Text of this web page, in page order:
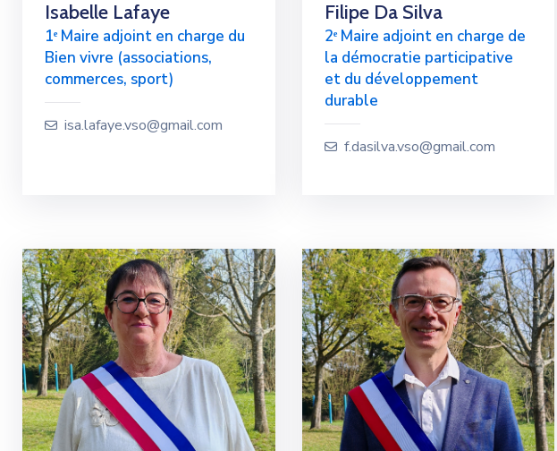
Isabelle Lafaye
1ᵉ Maire adjoint en charge du
Bien vivre (associations,
commerces, sport)
isa.lafaye.vso@gmail.com
Filipe Da Silva
2ᵉ Maire adjoint en charge de
la démocratie participative
et du développement
durable
f.dasilva.vso@gmail.com